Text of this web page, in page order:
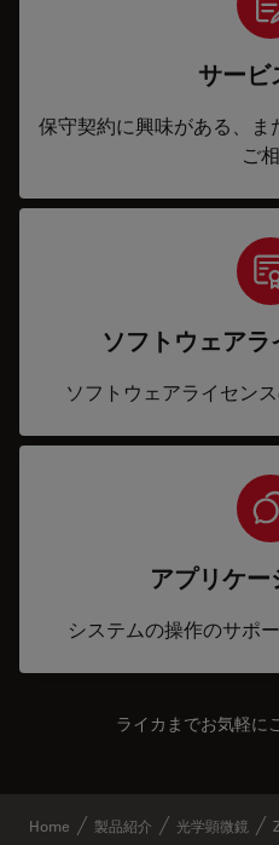
サービ
保守契約に興味がある、
ご
ソフトウェア
ソフトウェアライセン
アプリケー
システムの操作のサポ
ライカまでお気軽に
Home 製品紹介 光学顕微鏡